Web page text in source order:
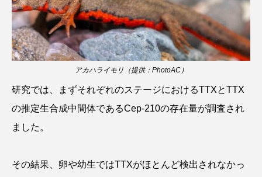
クロスジギンポ クロソイ クロダイ
クロツラヘラサギ クロマグロ グッピー
ケープペンギン ゲンゴロウ コイ
コウテイペンギン
コガタペンギン コガネスズメダイ
アカハライモリ（提供：PhotoAC）
研究では、まずそれぞれのステージにおけるTTXとTTX
の推定生合成中間体であるCep-210の存在量が調査され
ました。
その結果、卵や幼生ではTTXがほとんど検出されなかっ